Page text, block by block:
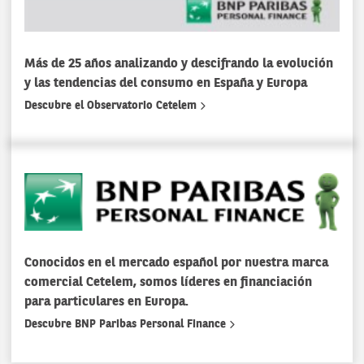
Más de 25 años analizando y descifrando la evolución
y las tendencias del consumo en España y Europa
Descubre el Observatorio Cetelem
Conocidos en el mercado español por nuestra marca
comercial Cetelem, somos líderes en financiación
para particulares en Europa.
Descubre BNP Paribas Personal Finance